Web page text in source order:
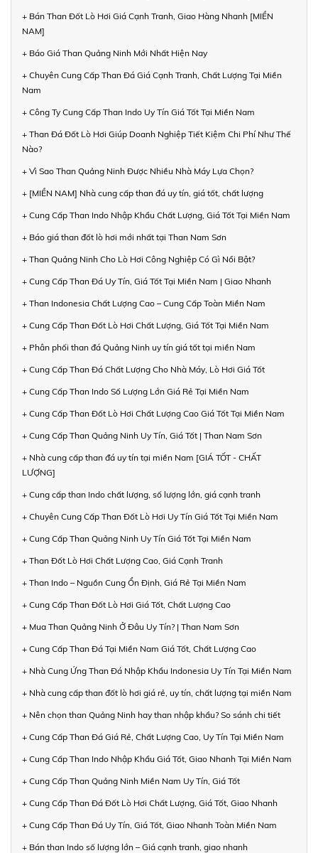
+ Bán Than Đốt Lò Hơi Giá Cạnh Tranh, Giao Hàng Nhanh [MIỀN
NAM]
+ Báo Giá Than Quảng Ninh Mới Nhất Hiện Nay
+ Chuyên Cung Cấp Than Đá Giá Cạnh Tranh, Chất Lượng Tại Miền
Nam
+ Công Ty Cung Cấp Than Indo Uy Tín Giá Tốt Tại Miền Nam
+ Than Đá Đốt Lò Hơi Giúp Doanh Nghiệp Tiết Kiệm Chi Phí Như Thế
Nào?
+ Vì Sao Than Quảng Ninh Được Nhiều Nhà Máy Lựa Chọn?
+ [MIỀN NAM] Nhà cung cấp than đá uy tín, giá tốt, chất lượng
+ Cung Cấp Than Indo Nhập Khẩu Chất Lượng, Giá Tốt Tại Miền Nam
+ Báo giá than đốt lò hơi mới nhất tại Than Nam Sơn
+ Than Quảng Ninh Cho Lò Hơi Công Nghiệp Có Gì Nổi Bật?
+ Cung Cấp Than Đá Uy Tín, Giá Tốt Tại Miền Nam | Giao Nhanh
+ Than Indonesia Chất Lượng Cao – Cung Cấp Toàn Miền Nam
+ Cung Cấp Than Đốt Lò Hơi Chất Lượng, Giá Tốt Tại Miền Nam
+ Phân phối than đá Quảng Ninh uy tín giá tốt tại miền Nam
+ Cung Cấp Than Đá Chất Lượng Cho Nhà Máy, Lò Hơi Giá Tốt
+ Cung Cấp Than Indo Số Lượng Lớn Giá Rẻ Tại Miền Nam
+ Cung Cấp Than Đốt Lò Hơi Chất Lượng Cao Giá Tốt Tại Miền Nam
+ Cung Cấp Than Quảng Ninh Uy Tín, Giá Tốt | Than Nam Sơn
+ Nhà cung cấp than đá uy tín tại miền Nam [GIÁ TỐT - CHẤT
LƯỢNG]
+ Cung cấp than Indo chất lượng, số lượng lớn, giá cạnh tranh
+ Chuyên Cung Cấp Than Đốt Lò Hơi Uy Tín Giá Tốt Tại Miền Nam
+ Cung Cấp Than Quảng Ninh Uy Tín Giá Tốt Tại Miền Nam
+ Than Đốt Lò Hơi Chất Lượng Cao, Giá Cạnh Tranh
+ Than Indo – Nguồn Cung Ổn Định, Giá Rẻ Tại Miền Nam
+ Cung Cấp Than Đốt Lò Hơi Giá Tốt, Chất Lượng Cao
+ Mua Than Quảng Ninh Ở Đâu Uy Tín? | Than Nam Sơn
+ Cung Cấp Than Đá Tại Miền Nam Giá Tốt, Chất Lượng Cao
+ Nhà Cung Ứng Than Đá Nhập Khẩu Indonesia Uy Tín Tại Miền Nam
+ Nhà cung cấp than đốt lò hơi giá rẻ, uy tín, chất lượng tại miền Nam
+ Nên chọn than Quảng Ninh hay than nhập khẩu? So sánh chi tiết
+ Cung Cấp Than Đá Giá Rẻ, Chất Lượng Cao, Uy Tín Tại Miền Nam
+ Cung Cấp Than Indo Nhập Khẩu Giá Tốt, Giao Nhanh Tại Miền Nam
+ Cung Cấp Than Quảng Ninh Miền Nam Uy Tín, Giá Tốt
+ Cung Cấp Than Đá Đốt Lò Hơi Chất Lượng, Giá Tốt, Giao Nhanh
+ Cung Cấp Than Đá Uy Tín, Giá Tốt, Giao Nhanh Toàn Miền Nam
+ Bán than Indo số lượng lớn – Giá cạnh tranh, giao nhanh